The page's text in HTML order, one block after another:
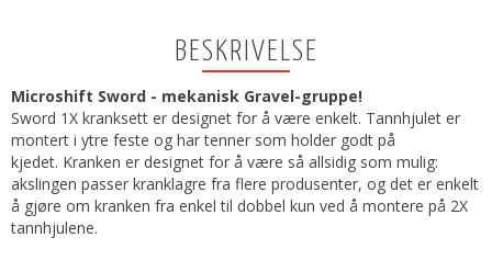
BESKRIVELSE
Microshift Sword - mekanisk Gravel-gruppe!
Sword 1X kranksett er designet for å være enkelt. Tannhjulet er
montert i ytre feste og har tenner som holder godt på
kjedet. Kranken er designet for å være så allsidig som mulig:
akslingen passer kranklagre fra flere produsenter, og det er enkelt
å gjøre om kranken fra enkel til dobbel kun ved å montere på 2X
tannhjulene.